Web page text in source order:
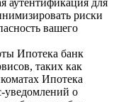
аутентификация для
риски
вашего
Ипотека банк
таких как
Ипотека
уведомлений о